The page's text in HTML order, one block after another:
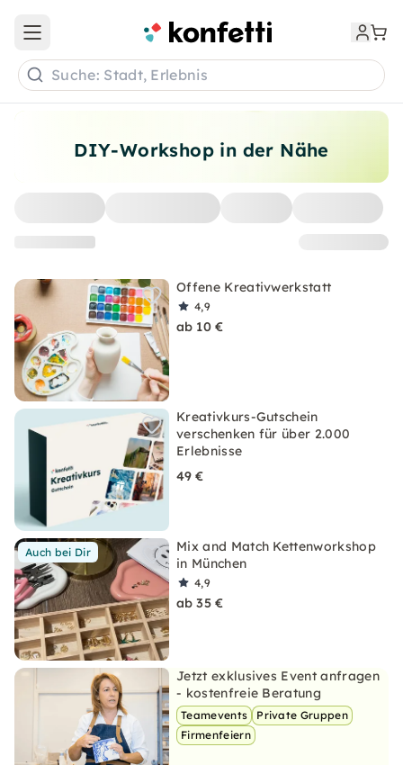
DIY-Workshop in der Nähe
Offene Kreativwerkstatt
4,9
ab 10 €
Kreativkurs-Gutschein
verschenken für über 2.000
Erlebnisse
49 €
Auch bei Dir
Mix and Match Kettenworkshop
in München
4,9
ab 35 €
Jetzt exklusives Event anfragen
- kostenfreie Beratung
Teamevents
Private Gruppen
Firmenfeiern
Open main menu
Suche: Stadt, Erlebnis